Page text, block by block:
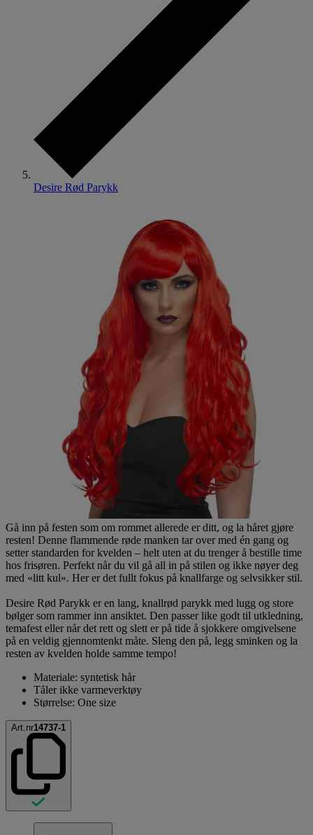
Desire Rød Parykk
Gå inn på festen som om rommet allerede er ditt, og la håret gjøre
resten! Denne flammende røde manken tar over med én gang og
setter standarden for kvelden – helt uten at du trenger å bestille time
hos frisøren. Perfekt når du vil gå all in på stilen og ikke nøyer deg
med «litt kul». Her er det fullt fokus på knallfarge og selvsikker stil.
Desire Rød Parykk er en lang, knallrød parykk med lugg og store
bølger som rammer inn ansiktet. Den passer like godt til utkledning,
temafest eller når det rett og slett er på tide å sjokkere omgivelsene
på en veldig gjennomtenkt måte. Sleng den på, legg sminken og la
resten av kvelden holde samme tempo!
Materiale: syntetisk hår
Tåler ikke varmeverktøy
Størrelse: One size
Art.nr14737-1